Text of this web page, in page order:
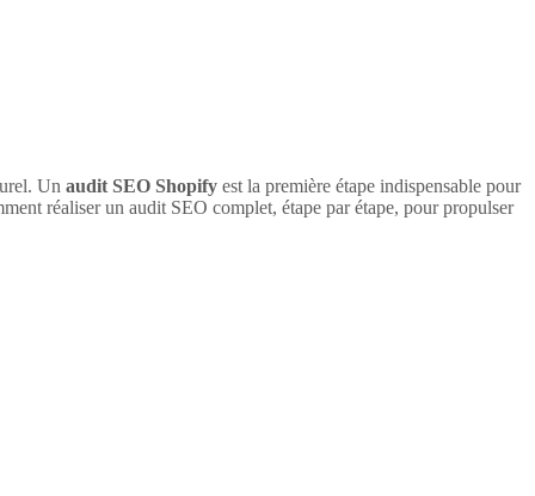
Un audit SEO Shopify est la première étape indispensable pour
réaliser un audit SEO complet, étape par étape, pour propulser